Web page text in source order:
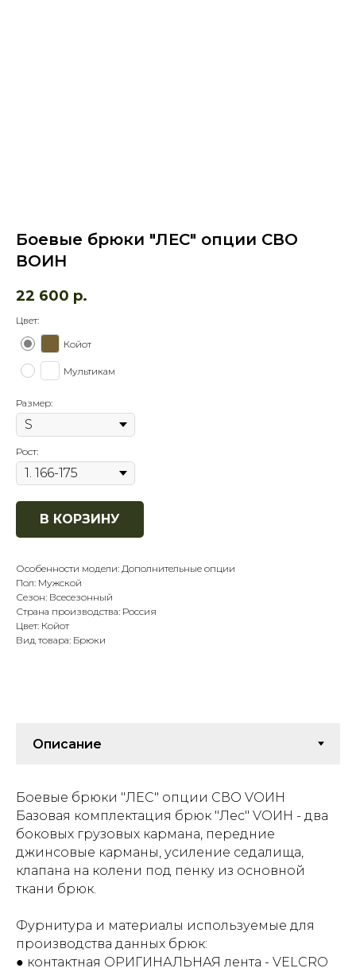
Боевые брюки "ЛЕС" опции СВО
ВОИН
22 600 р.
Цвет:
Койот
Мультикам
Размер:
Рост:
В КОРЗИНУ
Особенности модели: Дополнительные опции
Пол: Мужской
Сезон: Всесезонный
Страна производства: Россия
Цвет: Койот
Вид товара: Брюки
Боевые брюки "ЛЕС" опции СВО VОИН
Базовая комплектация брюк "Лес" VОИН - два
боковых грузовых кармана, передние
джинсовые карманы, усиление седалища,
клапана на колени под пенку из основной
ткани брюк.
Фурнитура и материалы используемые для
производства данных брюк:
● контактная ОРИГИНАЛЬНАЯ лента - VELCRO